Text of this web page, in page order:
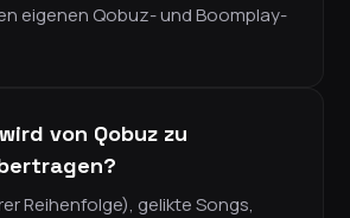
eigenen Qobuz- und Boomplay-
von Qobuz zu
Reihenfolge), gelikte Songs,